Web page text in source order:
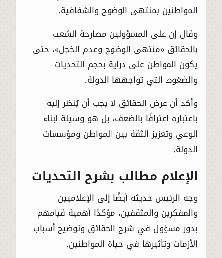
المواطنين بمنتهى الوضوح والشفافية.
وقال إن على المسؤولين مصارحة الشعب
بالحقائق «منتهى الوضوح وعدم الخجل»، حتى
يكون المواطن على دراية بحجم التحديات
والضغوط التي تواجهها الدولة.
وأكد أن عرض الحقائق لا يجب أن يُنظر إليه
باعتباره اعترافًا بالضعف، بل هو وسيلة لبناء
الوعي وتعزيز الثقة بين المواطن ومؤسسات
الدولة.
الإعلام مطالب بشرح التحديات
وجه الرئيس حديثه أيضًا إلى الإعلاميين
والمفكرين والمثقفين، مؤكدًا أهمية قيامهم
بدور مسؤول في شرح الحقائق وتوضيح أسباب
الأزمات وتأثيرها في حياة المواطنين.